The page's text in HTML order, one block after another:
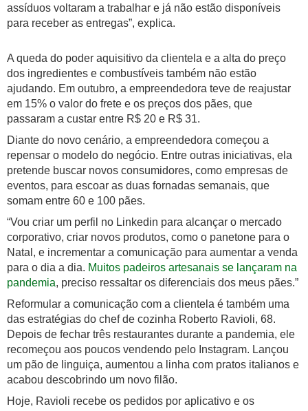
assíduos voltaram a trabalhar e já não estão disponíveis
para receber as entregas”, explica.
A queda do poder aquisitivo da clientela e a alta do preço
dos ingredientes e combustíveis também não estão
ajudando. Em outubro, a empreendedora teve de reajustar
em 15% o valor do frete e os preços dos pães, que
passaram a custar entre R$ 20 e R$ 31.
Diante do novo cenário, a empreendedora começou a
repensar o modelo do negócio. Entre outras iniciativas, ela
pretende buscar novos consumidores, como empresas de
eventos, para escoar as duas fornadas semanais, que
somam entre 60 e 100 pães.
“Vou criar um perfil no Linkedin para alcançar o mercado
corporativo, criar novos produtos, como o panetone para o
Natal, e incrementar a comunicação para aumentar a venda
para o dia a dia. Muitos padeiros artesanais se lançaram na
pandemia, preciso ressaltar os diferenciais dos meus pães.”
Reformular a comunicação com a clientela é também uma
das estratégias do chef de cozinha Roberto Ravioli, 68.
Depois de fechar três restaurantes durante a pandemia, ele
recomeçou aos poucos vendendo pelo Instagram. Lançou
um pão de linguiça, aumentou a linha com pratos italianos e
acabou descobrindo um novo filão.
Hoje, Ravioli recebe os pedidos por aplicativo e os